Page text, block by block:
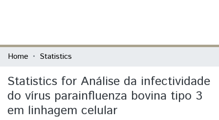
Communities & Collections
All of DSpace
Home Statistics
Statistics for Análise da infectividade
do vírus parainfluenza bovina tipo 3
em linhagem celular